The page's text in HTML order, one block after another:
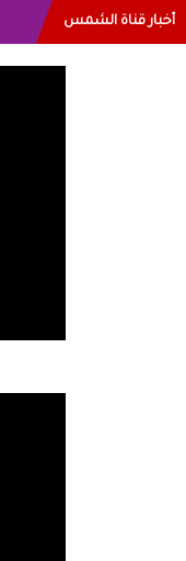
أخبار قناة الشمس